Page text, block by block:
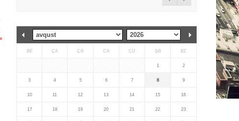
BE ÇA ÇƏ CA CÜ ŞƏ BZ
1 2
3 4 5 6 7 8 9
10 11 12 13 14 15 16
17 18 19 20 21 22 23